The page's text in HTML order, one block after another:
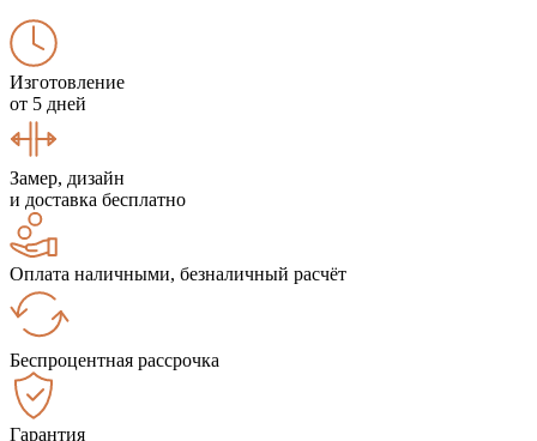
Изготовление
от 5 дней
Замер, дизайн
и доставка бесплатно
Оплата наличными, безналичный расчёт
Беспроцентная рассрочка
Гарантия